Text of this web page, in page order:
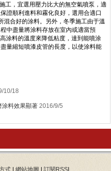
工，宜選用壓力比大的無空氣噴泵，適
證順利進料和霧化良好，選用合適口
混合好的涂料。另外，冬季施工由于溫
中盡量將涂料存放在室內或適當預
涂料的溫度來降低粘度，達到能噴涂
量縮短噴漆皮管的長度，以使涂料能
10/18
涂料效果顯著 2016/9/5
式 | 網站地圖 | 訂閱RSS|